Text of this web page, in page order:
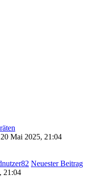
Mai 2025, 21:04
Neuester Beitrag
21:04